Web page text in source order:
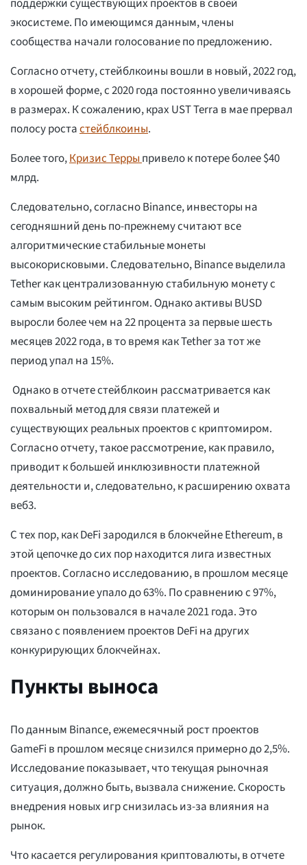
поддержки существующих проектов в своей
экосистеме. По имеющимся данным, члены
сообщества начали голосование по предложению.
Согласно отчету, стейблкоины вошли в новый, 2022 год,
в хорошей форме, с 2020 года постоянно увеличиваясь
в размерах. К сожалению, крах UST Terra в мае прервал
полосу ростастейблкоины.
Более того,Кризис Террыпривело к потере более $40
млрд.
Следовательно, согласно Binance, инвесторы на
сегодняшний день по-прежнему считают все
алгоритмические стабильные монеты
высокорисковыми. Следовательно, Binance выделила
Tether как централизованную стабильную монету с
самым высоким рейтингом. Однако активы BUSD
выросли более чем на 22 процента за первые шесть
месяцев 2022 года, в то время как Tether за тот же
период упал на 15%.
Однако в отчете стейблкоин рассматривается как
похвальный метод для связи платежей и
существующих реальных проектов с криптомиром.
Согласно отчету, такое рассмотрение, как правило,
приводит к большей инклюзивности платежной
деятельности и, следовательно, к расширению охвата
веб3.
С тех пор, как DeFi зародился в блокчейне Ethereum, в
этой цепочке до сих пор находится лига известных
проектов. Согласно исследованию, в прошлом месяце
доминирование упало до 63%. По сравнению с 97%,
которым он пользовался в начале 2021 года. Это
связано с появлением проектов DeFi на других
конкурирующих блокчейнах.
Пункты выноса
По данным Binance, ежемесячный рост проектов
GameFi в прошлом месяце снизился примерно до 2,5%.
Исследование показывает, что текущая рыночная
ситуация, должно быть, вызвала снижение. Скорость
внедрения новых игр снизилась из-за влияния на
рынок.
Что касается регулирования криптовалюты, в отчете